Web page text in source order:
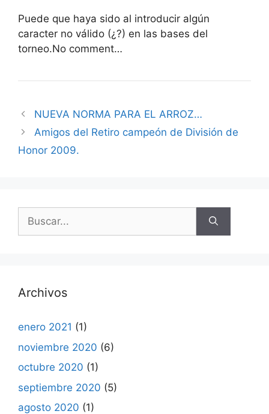
Puede que haya sido al introducir algún
caracter no válido (¿?) en las bases del
torneo.No comment…
NUEVA NORMA PARA EL ARROZ…
Amigos del Retiro campeón de División de
Honor 2009.
Buscar:
Archivos
enero 2021 (1)
noviembre 2020 (6)
octubre 2020 (1)
septiembre 2020 (5)
agosto 2020 (1)